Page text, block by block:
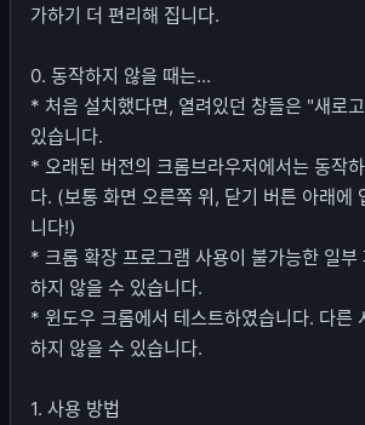
가하기 더 편리해 집니다.
0. 동작하지 않을 때는...
* 처음 설치했다면, 열려있던 창들은 "새로
있습니다.
* 오래된 버전의 크롬브라우저에서는 동작
다. (보통 화면 오른쪽 위, 닫기 버튼 아래에
니다!)
* 크롬 확장 프로그램 사용이 불가능한 일부
하지 않을 수 있습니다.
* 윈도우 크롬에서 테스트하였습니다. 다른
하지 않을 수 있습니다.
1. 사용 방법